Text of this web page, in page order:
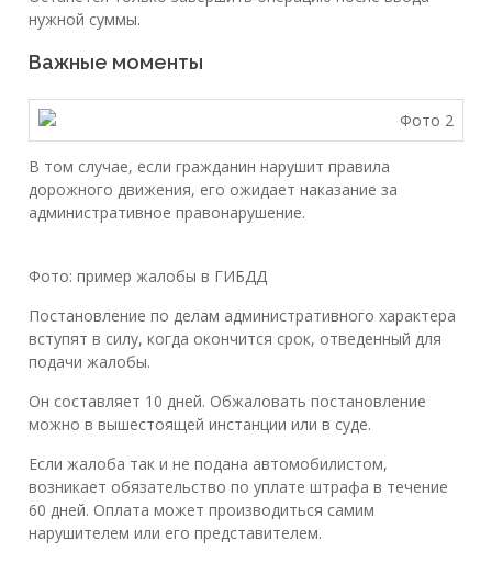
нужной суммы.
Важные моменты
В том случае, если гражданин нарушит правила
дорожного движения, его ожидает наказание за
административное правонарушение.
Фото: пример жалобы в ГИБДД
Постановление по делам административного характера
вступят в силу, когда окончится срок, отведенный для
подачи жалобы.
Он составляет 10 дней. Обжаловать постановление
можно в вышестоящей инстанции или в суде.
Если жалоба так и не подана автомобилистом,
возникает обязательство по уплате штрафа в течение
60 дней. Оплата может производиться самим
нарушителем или его представителем.